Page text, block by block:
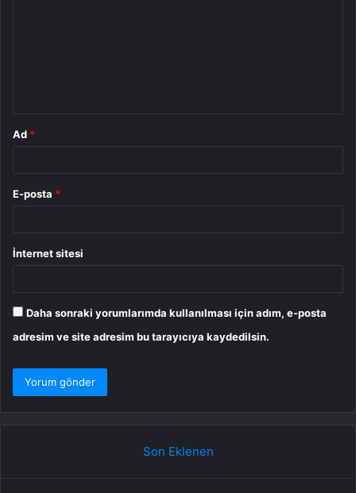
Ad *
E-posta *
İnternet sitesi
Daha sonraki yorumlarımda kullanılması için adım, e-posta
adresim ve site adresim bu tarayıcıya kaydedilsin.
Son Eklenen